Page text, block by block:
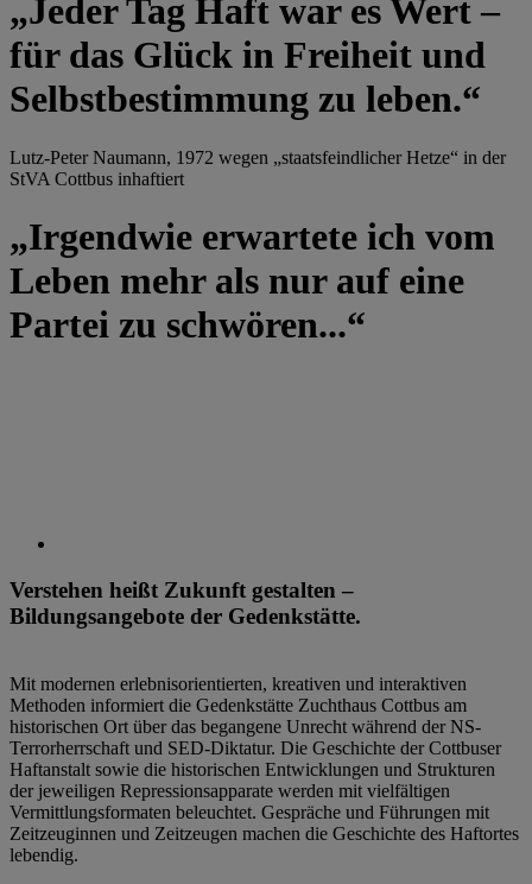
„Jeder Tag Haft war es Wert –
für das Glück in Freiheit und
Selbstbestimmung zu leben.“
Lutz-Peter Naumann, 1972 wegen „staatsfeindlicher Hetze“ in der
StVA Cottbus inhaftiert
„Irgendwie erwartete ich vom
Leben mehr als nur auf eine
Partei zu schwören...“
Verstehen heißt Zukunft gestalten –
Bildungsangebote der Gedenkstätte.
Mit modernen erlebnisorientierten, kreativen und interaktiven
Methoden informiert die Gedenkstätte Zuchthaus Cottbus am
historischen Ort über das begangene Unrecht während der NS-
Terrorherrschaft und SED-Diktatur. Die Geschichte der Cottbuser
Haftanstalt sowie die historischen Entwicklungen und Strukturen
der jeweiligen Repressionsapparate werden mit vielfältigen
Vermittlungsformaten beleuchtet. Gespräche und Führungen mit
Zeitzeuginnen und Zeitzeugen machen die Geschichte des Haftortes
lebendig.